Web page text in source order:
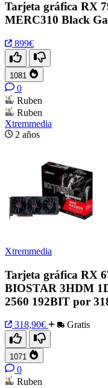
Tarjeta gráfica RX
MERC310 Black
899€
1081
0
Ruben
Ruben
Xtremmedia
2 años
Xtremmedia
Tarjeta gráfica RX
BIOSTAR 3HDM
2560 192BIT por
318,90€ Gratis
1071
0
Ruben